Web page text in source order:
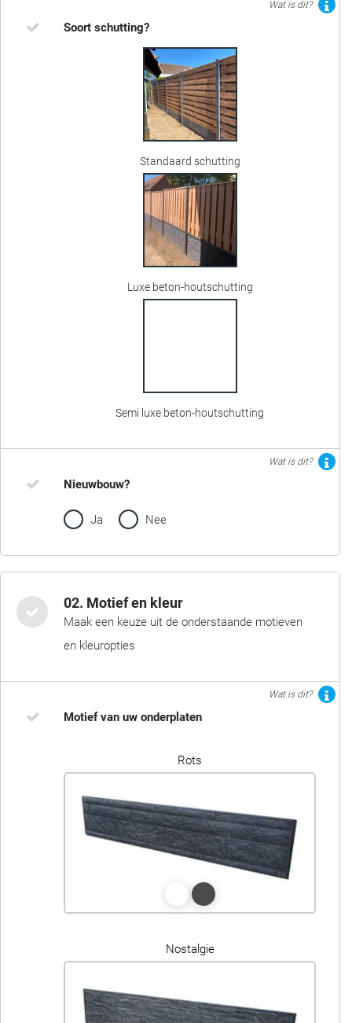
Wat is dit?
Soort schutting?
Standaard schutting
Luxe beton-houtschutting
Semi luxe beton-houtschutting
Wat is dit?
Nieuwbouw?
Ja Nee
02. Motief en kleur
Maak een keuze uit de onderstaande motieven
en kleuropties
Wat is dit?
Motief van uw onderplaten
Rots
Nostalgie